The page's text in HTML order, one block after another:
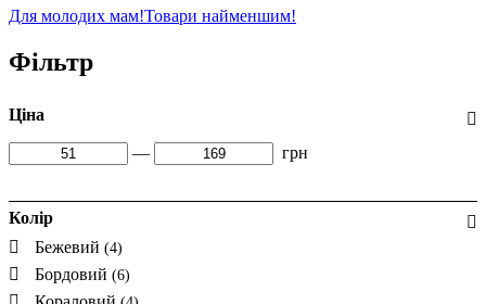
Для молодих мам!Товари найменшим!
Фільтр
Ціна
— грн
Колір
Бежевий (4)
Бордовий (6)